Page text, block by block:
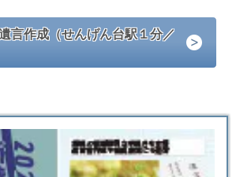
言作成（せんげん台駅１分／